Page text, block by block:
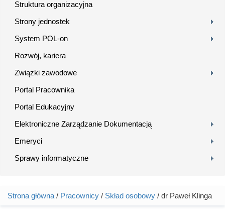
Struktura organizacyjna
Strony jednostek
System POL-on
Rozwój, kariera
Związki zawodowe
Portal Pracownika
Portal Edukacyjny
Elektroniczne Zarządzanie Dokumentacją
Emeryci
Sprawy informatyczne
Jesteś tutaj
Strona główna / Pracownicy / Skład osobowy / dr Paweł Klinga